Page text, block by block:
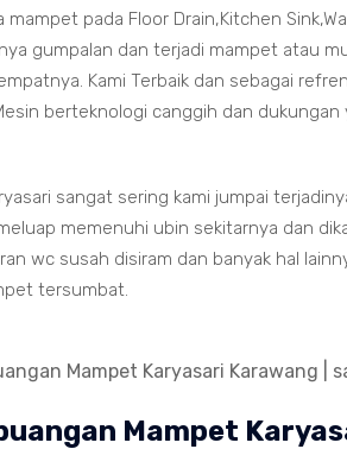
mampet pada Floor Drain,Kitchen
gumpalan dan terjadi mampet atau
Kami Terbaik dan sebagai
berteknologi canggih dan dukungan
sangat sering kami jumpai
memenuhi ubin sekitarnya dan
wc susah disiram dan banyak hal
tersumbat.
Mampet